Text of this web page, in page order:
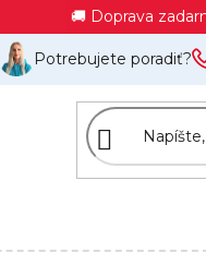
🚚 Doprava
Potrebujete poradiť?